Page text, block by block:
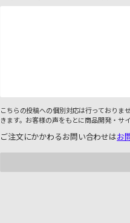
こちらの投稿への個別対応は行っておりま
きます。お客様の声をもとに商品開発・サ
ご注文にかかわるお問い合わせはお